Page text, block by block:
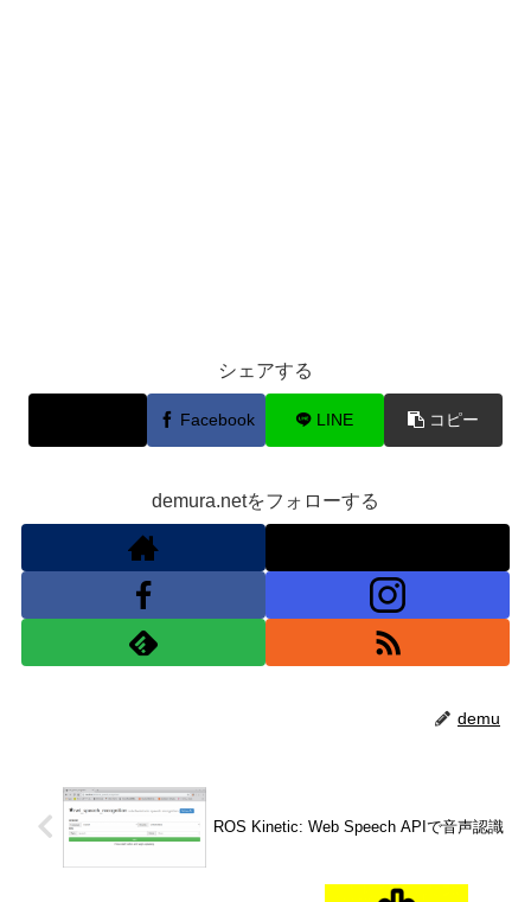
シェアする
Facebook LINE コピー
demura.netをフォローする
demu
ROS Kinetic: Web Speech APIで音声認識